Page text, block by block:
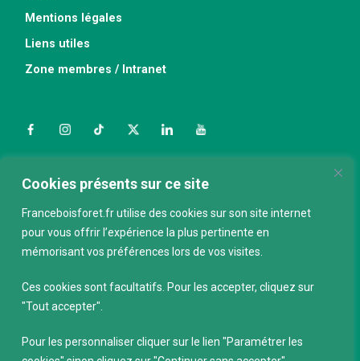
Cookies présents sur ce site
Franceboisforet.fr utilise des cookies sur son site internet
pour vous offrir l’expérience la plus pertinente en
mémorisant vos préférences lors de vos visites.
Ces cookies sont facultatifs. Pour les accepter, cliquez sur
"Tout accepter".
Pour les personnaliser cliquer sur le lien "Paramétrer les
Mentions légales
Liens utiles
Zone membres / Intranet
FacebookInstagramTikTokTwitterLinkedInYouTube
Nous contacter
ABONNEZ-VOUS À LA NEWSLETTER
E-mail *